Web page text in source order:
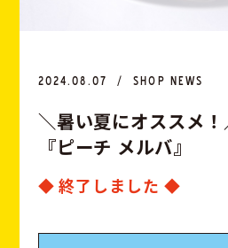
2024.08.07 SHOP NEWS
＼暑い夏にオススメ ！
『ピーチ メルバ』
◆ 終了しました ◆